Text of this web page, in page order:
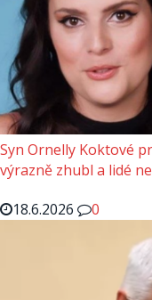
Syn Ornelly Koktové
výrazně zhubl a lidé
18.6.2026
0